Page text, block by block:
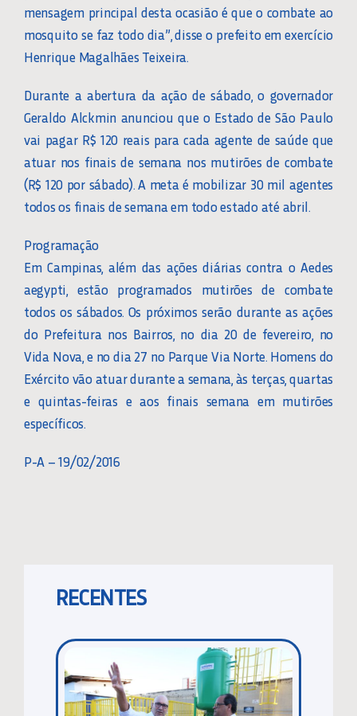
mensagem principal desta ocasião é que o combate ao
mosquito se faz todo dia”, disse o prefeito em exercício
Henrique Magalhães Teixeira.
Durante a abertura da ação de sábado, o governador
Geraldo Alckmin anunciou que o Estado de São Paulo
vai pagar R$ 120 reais para cada agente de saúde que
atuar nos finais de semana nos mutirões de combate
(R$ 120 por sábado). A meta é mobilizar 30 mil agentes
todos os finais de semana em todo estado até abril.
Programação
Em Campinas, além das ações diárias contra o Aedes
aegypti, estão programados mutirões de combate
todos os sábados. Os próximos serão durante as ações
do Prefeitura nos Bairros, no dia 20 de fevereiro, no
Vida Nova, e no dia 27 no Parque Via Norte. Homens do
Exército vão atuar durante a semana, às terças, quartas
e quintas-feiras e aos finais semana em mutirões
específicos.
P-A – 19/02/2016
RECENTES